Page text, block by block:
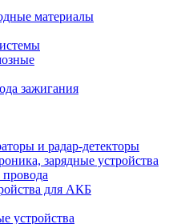
материалы
зажигания
и радар-детекторы
зарядные устройства
провода
для АКБ
устройства